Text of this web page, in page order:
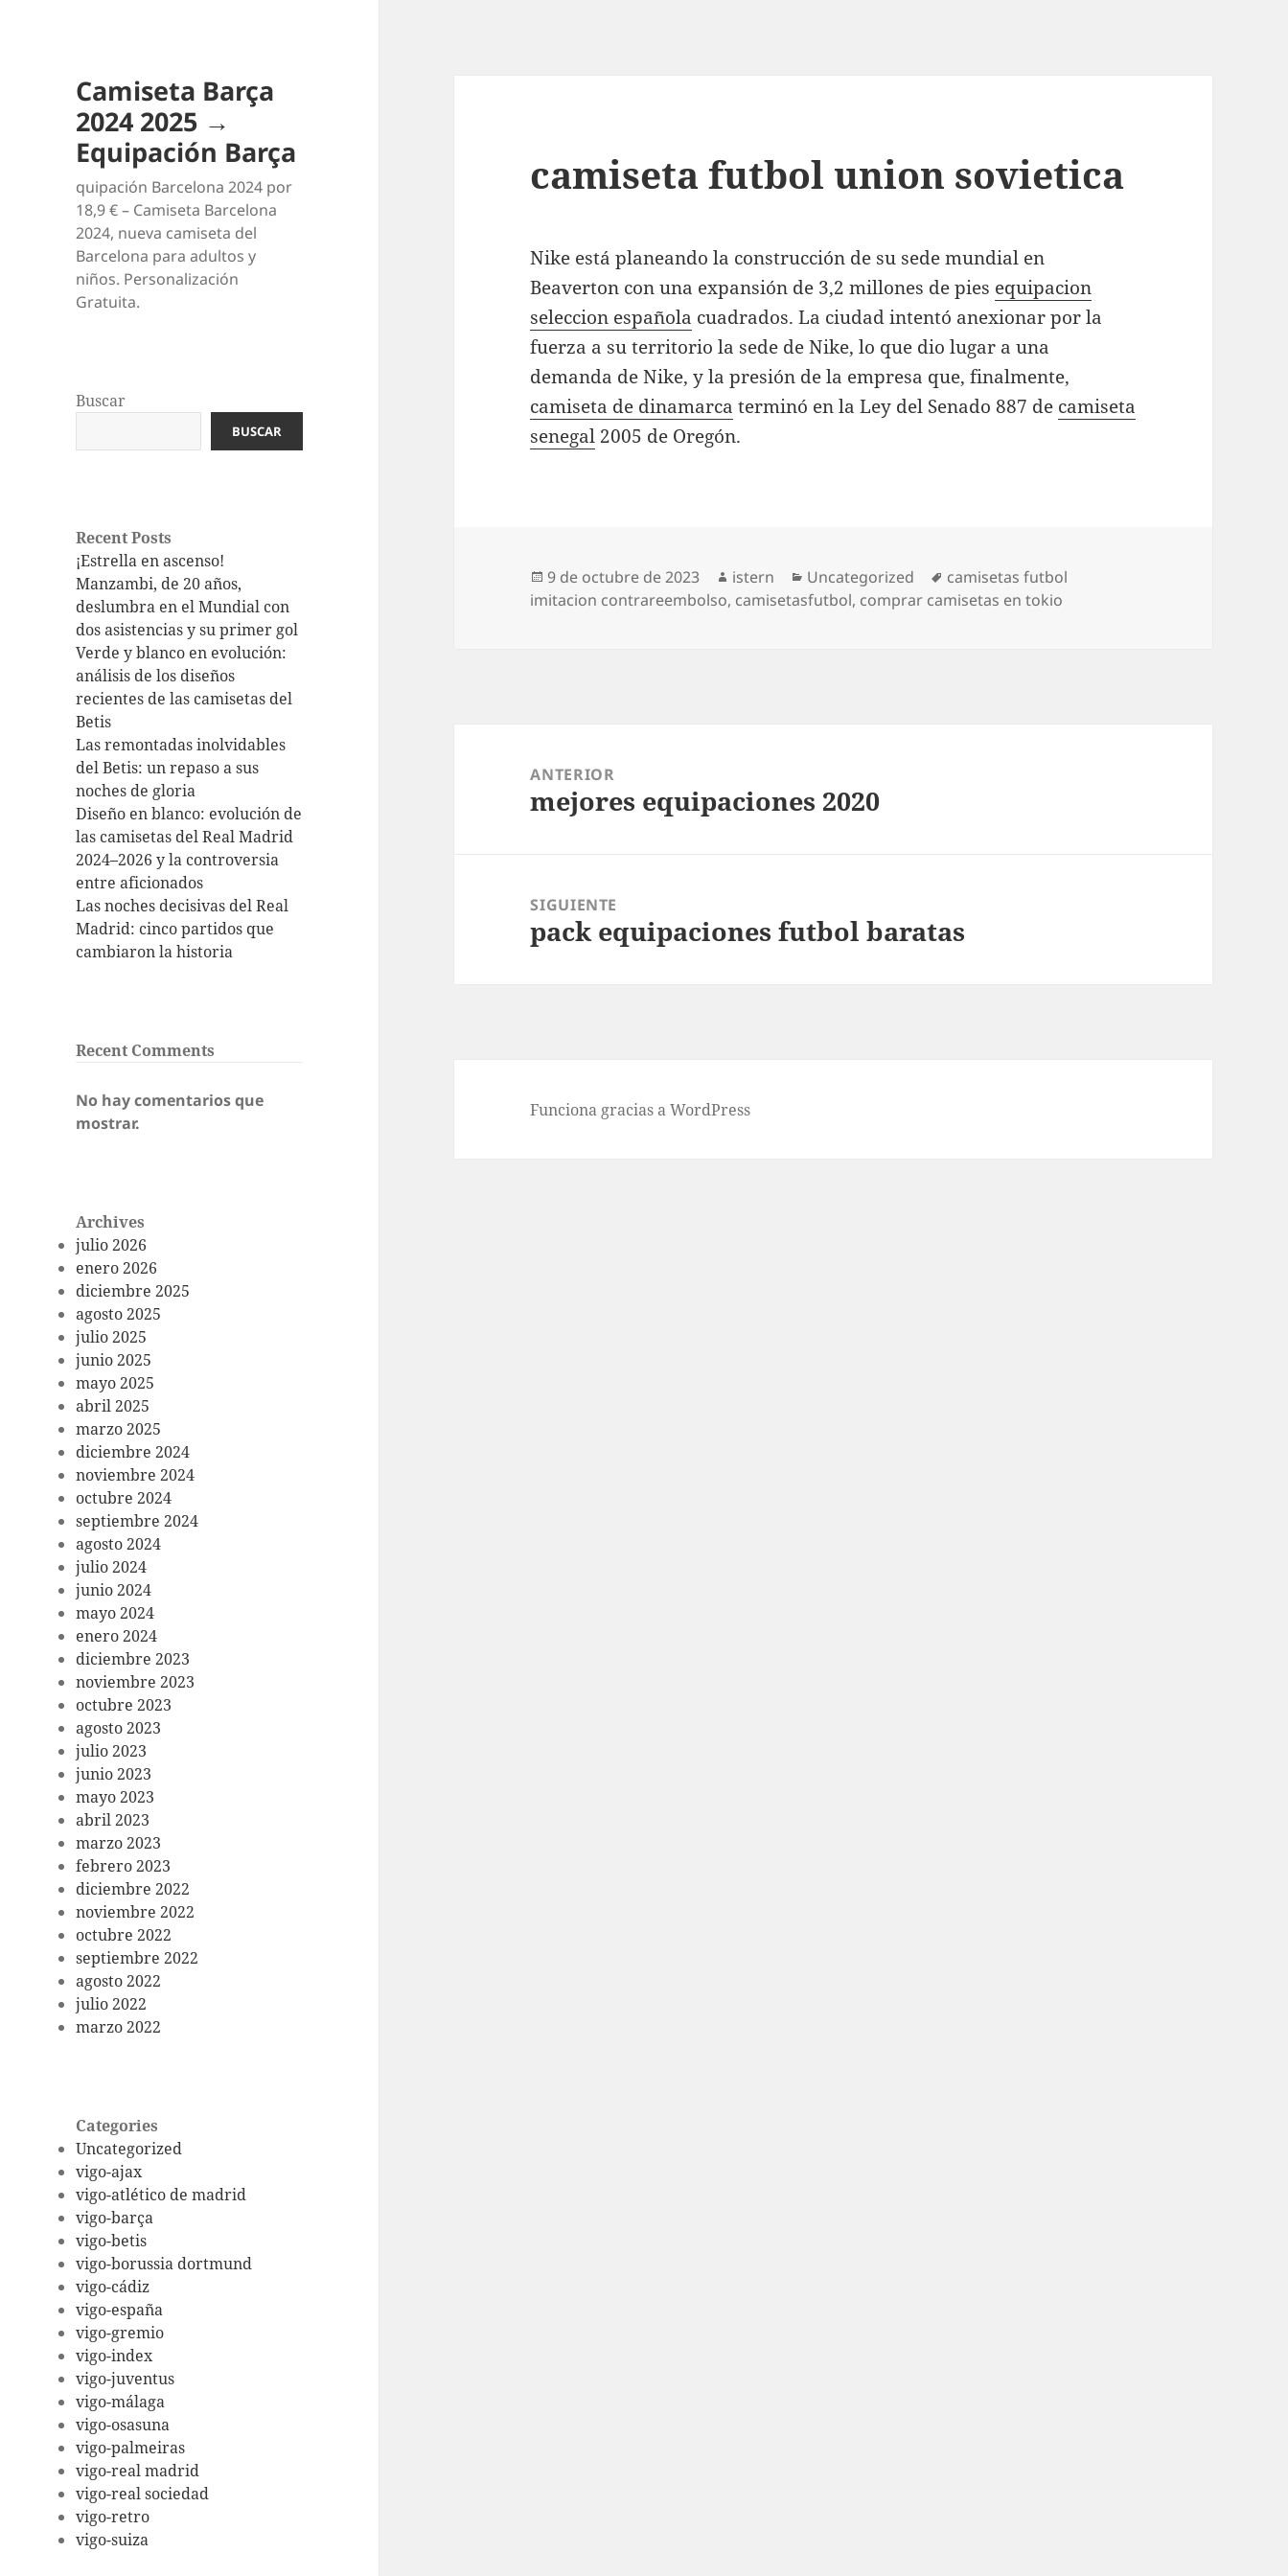
Camiseta Barça
2024 2025 →
Equipación Barça
quipación Barcelona 2024 por
18,9 € – Camiseta Barcelona
2024, nueva camiseta del
Barcelona para adultos y
niños. Personalización
Gratuita.
Buscar
BUSCAR
Recent Posts
¡Estrella en ascenso!
Manzambi, de 20 años,
deslumbra en el Mundial con
dos asistencias y su primer gol
Verde y blanco en evolución:
análisis de los diseños
recientes de las camisetas del
Betis
Las remontadas inolvidables
del Betis: un repaso a sus
noches de gloria
Diseño en blanco: evolución de
las camisetas del Real Madrid
2024–2026 y la controversia
entre aficionados
Las noches decisivas del Real
Madrid: cinco partidos que
cambiaron la historia
Recent Comments
No hay comentarios que
mostrar.
Archives
julio 2026
enero 2026
diciembre 2025
agosto 2025
julio 2025
junio 2025
mayo 2025
abril 2025
marzo 2025
diciembre 2024
noviembre 2024
octubre 2024
septiembre 2024
agosto 2024
julio 2024
junio 2024
mayo 2024
enero 2024
diciembre 2023
noviembre 2023
octubre 2023
agosto 2023
julio 2023
junio 2023
mayo 2023
abril 2023
marzo 2023
febrero 2023
diciembre 2022
noviembre 2022
octubre 2022
septiembre 2022
agosto 2022
julio 2022
marzo 2022
Categories
Uncategorized
vigo-ajax
vigo-atlético de madrid
vigo-barça
vigo-betis
vigo-borussia dortmund
vigo-cádiz
vigo-españa
vigo-gremio
vigo-index
vigo-juventus
vigo-málaga
vigo-osasuna
vigo-palmeiras
vigo-real madrid
vigo-real sociedad
vigo-retro
vigo-suiza
camiseta futbol union sovietica
Nike está planeando la construcción de su sede mundial en
Beaverton con una expansión de 3,2 millones de pies equipacion
seleccion española cuadrados. La ciudad intentó anexionar por la
fuerza a su territorio la sede de Nike, lo que dio lugar a una
demanda de Nike, y la presión de la empresa que, finalmente,
camiseta de dinamarca terminó en la Ley del Senado 887 de camiseta
senegal 2005 de Oregón.
Publicado
el
9 de octubre de 2023 Autor
istern Categorías
Uncategorized Etiquetas
camisetas futbol
imitacion contrareembolso, camisetasfutbol, comprar camisetas en tokio
entradas
ANTERIOR
Entrada
mejores equipaciones 2020
SIGUIENTE
Entrada
pack equipaciones futbol baratas
Funciona gracias a WordPress